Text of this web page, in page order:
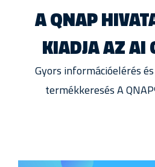
A QNAP
KIADJA AZ AI
Gyors információelérés
termékkeresés A